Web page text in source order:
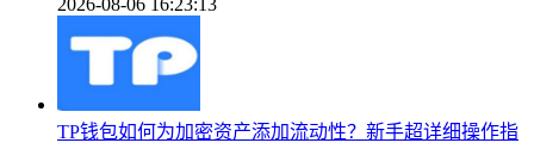
2026-08-06 16:23:13
TP钱包如何为加密资产添加流动性？新手超详细操作指